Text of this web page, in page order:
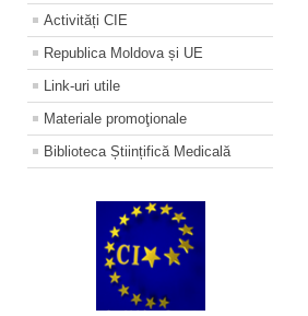
Activități CIE
Republica Moldova și UE
Link-uri utile
Materiale promoţionale
Biblioteca Științifică Medicală